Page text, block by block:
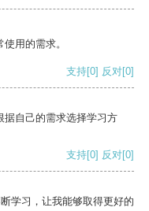
用的需求。
支持[0] 反对[0]
据自己的需求选择学习方
支持[0] 反对[0]
学习，让我能够取得更好的